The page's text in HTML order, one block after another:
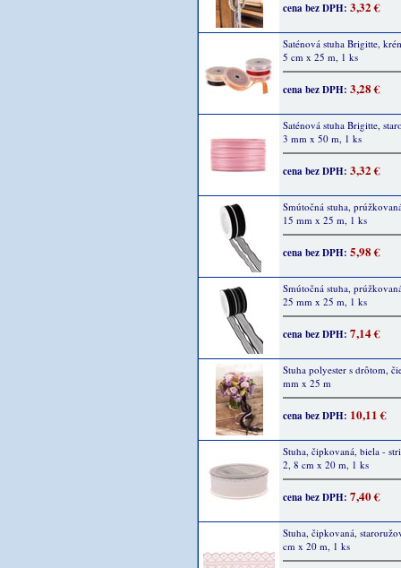
cena bez DPH: 3,32 €
Saténová stuha Brigitte,
5 cm x 25 m, 1 ks
cena bez DPH: 3,28 €
Saténová stuha Brigitte,
3 mm x 50 m, 1 ks
cena bez DPH: 3,32 €
Smútočná stuha,
15 mm x 25 m, 1 ks
cena bez DPH: 5,98 €
Smútočná stuha,
25 mm x 25 m, 1 ks
cena bez DPH: 7,14 €
Stuha polyester s drôtom,
mm x 25 m
cena bez DPH: 10,11 €
Stuha, čipkovaná, biela -
2, 8 cm x 20 m, 1 ks
cena bez DPH: 7,40 €
Stuha, čipkovaná,
cm x 20 m, 1 ks